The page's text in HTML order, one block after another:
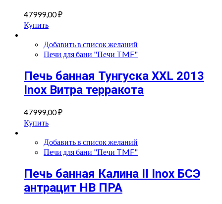
47999,00₽
Купить
Добавить в список желаний
Печи для бани "Печи TMF"
Печь банная Тунгуска XXL 2013
Inox Витра терракота
47999,00₽
Купить
Добавить в список желаний
Печи для бани "Печи TMF"
Печь банная Калина II Inox БСЭ
антрацит НВ ПРА